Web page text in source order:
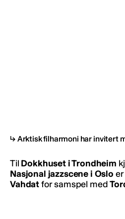
Arktisk filharmoni har invitert
Til Dokkhuset i Trondheim
Nasjonal jazzscene i Oslo er
Vahdatfor samspel med